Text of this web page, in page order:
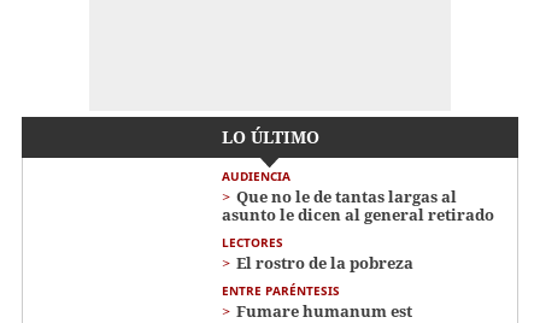
LO ÚLTIMO
AUDIENCIA
Que no le de tantas largas al
asunto le dicen al general retirado
LECTORES
El rostro de la pobreza
ENTRE PARÉNTESIS
Fumare humanum est